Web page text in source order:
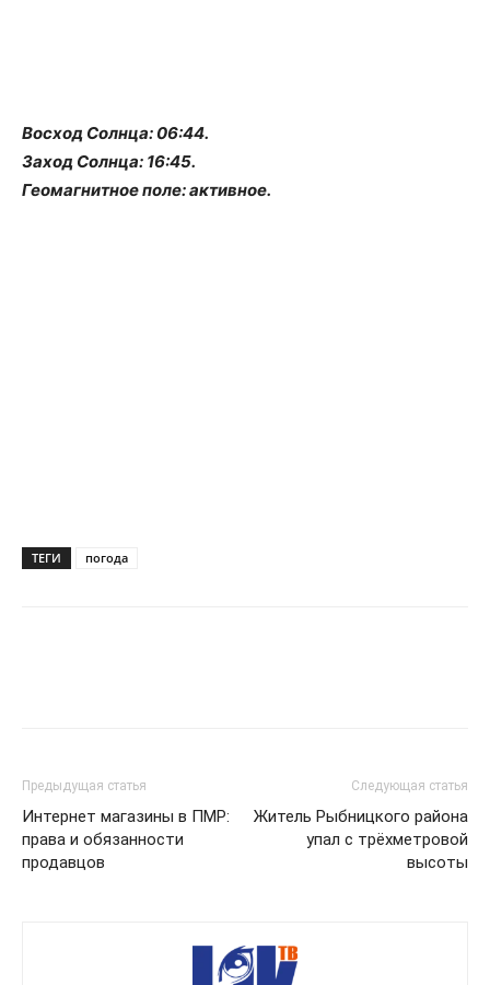
Восход Солнца: 06:44.
Заход Солнца: 16:45.
Геомагнитное поле: активное.
ТЕГИ погода
Предыдущая статья
Интернет магазины в ПМР:
права и обязанности
продавцов
Следующая статья
Житель Рыбницкого района
упал с трёхметровой
высоты